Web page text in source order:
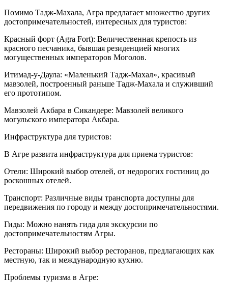
Помимо Тадж-Махала, Агра предлагает множество других
достопримечательностей, интересных для туристов:
Красный форт (Agra Fort): Величественная крепость из
красного песчаника, бывшая резиденцией многих
могущественных императоров Моголов.
Итимад-у-Даула: «Маленький Тадж-Махал», красивый
мавзолей, построенный раньше Тадж-Махала и служивший
его прототипом.
Мавзолей Акбара в Сикандере: Мавзолей великого
могульского императора Акбара.
Инфраструктура для туристов:
В Агре развита инфраструктура для приема туристов:
Отели: Широкий выбор отелей, от недорогих гостиниц до
роскошных отелей.
Транспорт: Различные виды транспорта доступны для
передвижения по городу и между достопримечательностями.
Гиды: Можно нанять гида для экскурсии по
достопримечательностям Агры.
Рестораны: Широкий выбор ресторанов, предлагающих как
местную, так и международную кухню.
Проблемы туризма в Агре: